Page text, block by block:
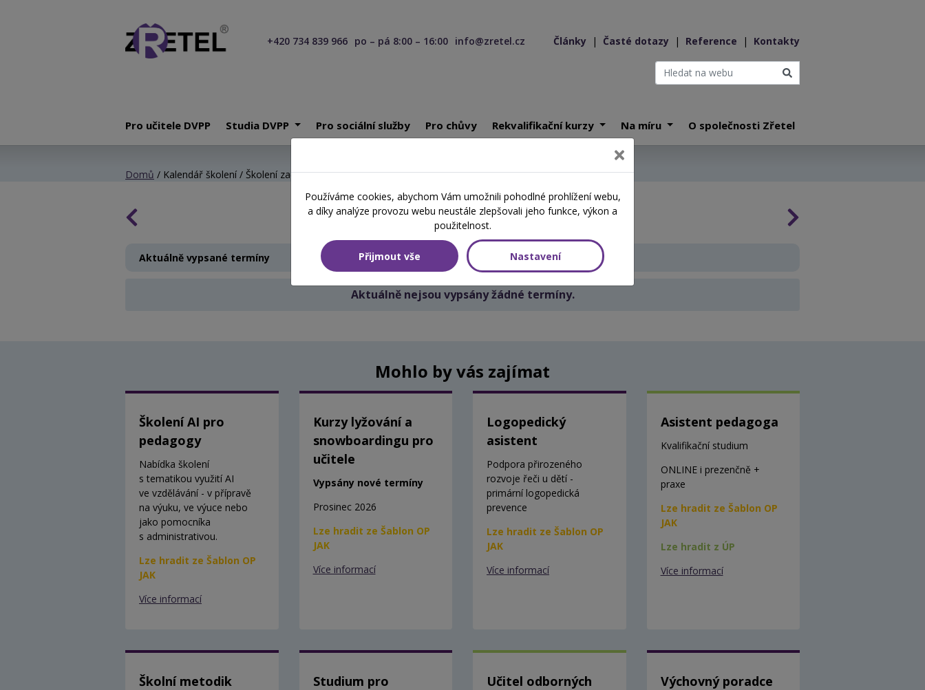
+420 734 839 966 po – pá 8:00 – 16:00 info@zretel.cz Články | Časté dotazy | Reference | Kontakty
Pro učitele DVPP Studia DVPP Pro sociální služby Pro chůvy Rekvalifikační kurzy Na míru O společnosti Zřetel
Domů / Kalendář školení / Školení začínající 28. 05. 2025
Školení začínající 28. 05. 2025
Aktuálně vypsané termíny
Aktuálně nejsou vypsány žádné termíny.
Mohlo by vás zajímat
Školení AI pro
pedagogy
Nabídka školení
s tematikou využití AI
ve vzdělávání - v přípravě
na výuku, ve výuce nebo
jako pomocníka
s administrativou.
Lze hradit ze Šablon OP
JAK
Více informací
Kurzy lyžování a
snowboardingu pro
učitele
Vypsány nové termíny
Prosinec 2026
Lze hradit ze Šablon OP
JAK
Více informací
Logopedický
asistent
Podpora přirozeného
rozvoje řeči u dětí -
primární logopedická
prevence
Lze hradit ze Šablon OP
JAK
Více informací
Asistent pedagoga
Kvalifikační studium
ONLINE i prezenčně +
praxe
Lze hradit ze Šablon OP
JAK
Lze hradit z ÚP
Více informací
Školní metodik
Studium pro
Učitel odborných
Výchovný poradce
Používáme cookies, abychom Vám umožnili pohodlné prohlížení webu,
a díky analýze provozu webu neustále zlepšovali jeho funkce, výkon a
použitelnost.
Přijmout vše Nastavení